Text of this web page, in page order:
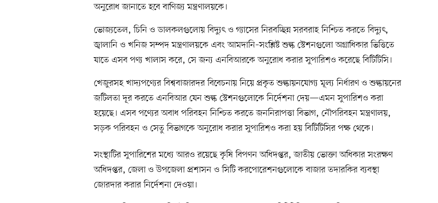
অনুরোধ জানাতে হবে বাণিজ্য মন্ত্রণালয়কে।
ভোজ্যতেল, চিনি ও ডালকলগুলোয় বিদ্যুৎ ও গ্যাসের নিরবচ্ছিন্ন সরবরাহ নিশ্চিত করতে বিদ্যুৎ,
জ্বালানি ও খনিজ সম্পদ মন্ত্রণালয়কে এবং আমদানি–সংশ্লিষ্ট শুল্ক স্টেশনগুলো অগ্রাধিকার ভিত্তিতে
যাতে এসব পণ্য খালাস করে, সে জন্য এনবিআরকে অনুরোধ করার সুপারিশও করেছে বিটিটিসি।
খেজুরসহ খাদ্যপণ্যের বিশ্ববাজারদর বিবেচনায় নিয়ে প্রকৃত শুল্কায়নযোগ্য মূল্য নির্ধারণ ও শুল্কায়নের
জটিলতা দূর করতে এনবিআর যেন শুল্ক স্টেশনগুলোকে নির্দেশনা দেয়—এমন সুপারিশও করা
হয়েছে। এসব পণ্যের অবাধ পরিবহন নিশ্চিত করতে জননিরাপত্তা বিভাগ, নৌপরিবহন মন্ত্রণালয়,
সড়ক পরিবহন ও সেতু বিভাগকে অনুরোধ করার সুপারিশও করা হয় বিটিটিসির পক্ষ থেকে।
সংস্থাটির সুপারিশের মধ্যে আরও রয়েছে কৃষি বিপণন অধিদপ্তর, জাতীয় ভোক্তা অধিকার সংরক্ষণ
অধিদপ্তর, জেলা ও উপজেলা প্রশাসন ও সিটি করপোরেশনগুলোকে বাজার তদারকির ব্যবস্থা
জোরদার করার নির্দেশনা দেওয়া।